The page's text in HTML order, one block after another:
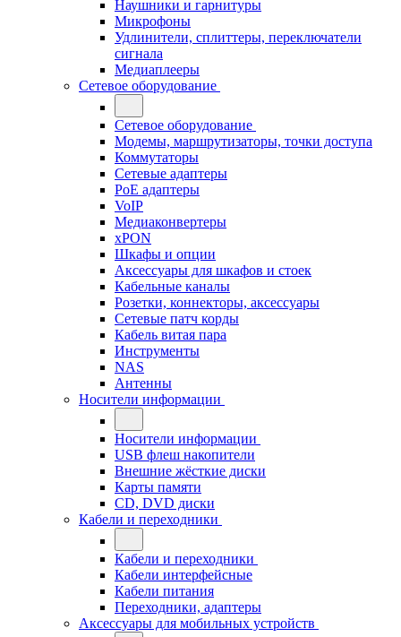
Наушники и гарнитуры
Микрофоны
Удлинители, сплиттеры, переключатели
сигнала
Медиаплееры
Сетевое оборудование
Сетевое оборудование
Модемы, маршрутизаторы, точки доступа
Коммутаторы
Сетевые адаптеры
PoE адаптеры
VoIP
Медиаконвертеры
xPON
Шкафы и опции
Аксессуары для шкафов и стоек
Кабельные каналы
Розетки, коннекторы, аксессуары
Сетевые патч корды
Кабель витая пара
Инструменты
NAS
Антенны
Носители информации
Носители информации
USB флеш накопители
Внешние жёсткие диски
Карты памяти
CD, DVD диски
Кабели и переходники
Кабели и переходники
Кабели интерфейсные
Кабели питания
Переходники, адаптеры
Аксессуары для мобильных устройств